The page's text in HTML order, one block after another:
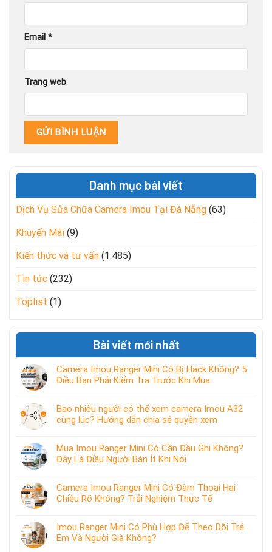
Email *
Trang web
Danh mục bài viết
Dịch Vụ Sửa Chữa Camera Imou Tại Đà Nẵng (63)
Khuyến Mãi (9)
Kiến thức và tư vấn (1.485)
Tin tức (232)
Toplist (1)
Bài viết mới nhất
Camera Imou Ranger Mini Có Bị Hack Không? 5
Điều Bạn Phải Kiểm Tra Trước Khi Mua
Bao nhiêu người có thể xem camera Imou A32
cùng lúc? Hướng dẫn chia sẻ quyền xem
Mua Imou Ranger Mini Có Cần Đầu Ghi Không?
Đây Là Điều Người Bán Ít Khi Nói
Camera Imou Ranger Mini Có Đàm Thoại Hai
Chiều Rõ Không? Trải Nghiệm Thực Tế
Imou Ranger Mini Có Phù Hợp Để Theo Dõi Trẻ
Em Và Người Già Không?